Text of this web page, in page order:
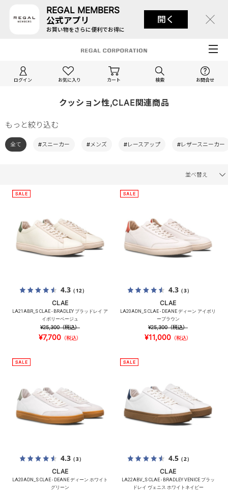
REGAL MEMBERS
公式アプリ
お買い物をさらに便利でお得に
開く
ログイン お気に入り カート 検索 お問合せ
クッション性,CLAE関連商品
もっと絞り込む
全て #スニーカー #メンズ #レースアップ #レザースニーカー
並べ替え
4.3（12）
CLAE
LA21ABR_S CLAE - BRADLEY ブラッドレイ ア
イボリーベージュ
¥25,300（税込）
¥7,700 （税込）
4.3（3）
CLAE
LA20ADN_S CLAE - DEANE ディーン アイボリ
ーブラウン
¥25,300（税込）
¥11,000 （税込）
4.3（3）
CLAE
LA20ADN_S CLAE - DEANE ディーン ホワイト
グリーン
4.5（2）
CLAE
LA22ABV_S CLAE - BRADLEY VENICE ブラッ
ドレイ ヴェニス ホワイトネイビー